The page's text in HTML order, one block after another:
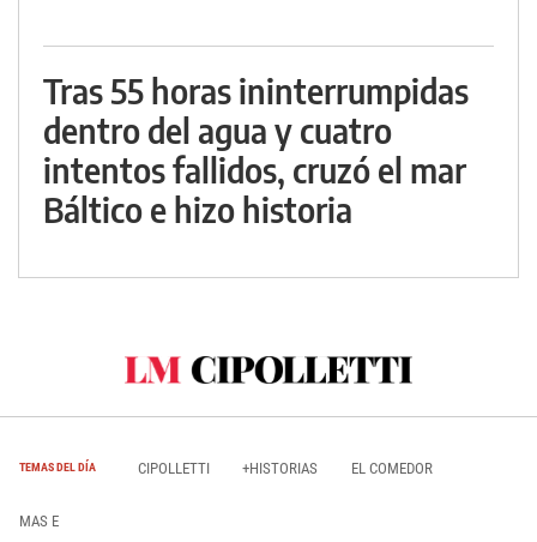
Tras 55 horas ininterrumpidas
dentro del agua y cuatro
intentos fallidos, cruzó el mar
Báltico e hizo historia
TEMAS DEL DÍA CIPOLLETTI +HISTORIAS EL COMEDOR
MAS E